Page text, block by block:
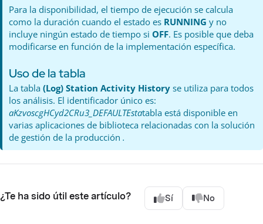
Para la disponibilidad, el tiempo de ejecución se calcula
como la duración cuando el estado es RUNNING y no
incluye ningún estado de tiempo siOFF. Es posible que deba
modificarse en función de la implementación específica.
Uso de la tabla
La tabla(Log) Station Activity History se utiliza para todos
los análisis. El identificador único es:
aKzvoscgHCyd2CRu3_DEFAULTEstatabla está disponible en
varias aplicaciones de biblioteca relacionadas con la solución
de gestión de la producción.
¿Te ha sido útil este artículo? Sí No